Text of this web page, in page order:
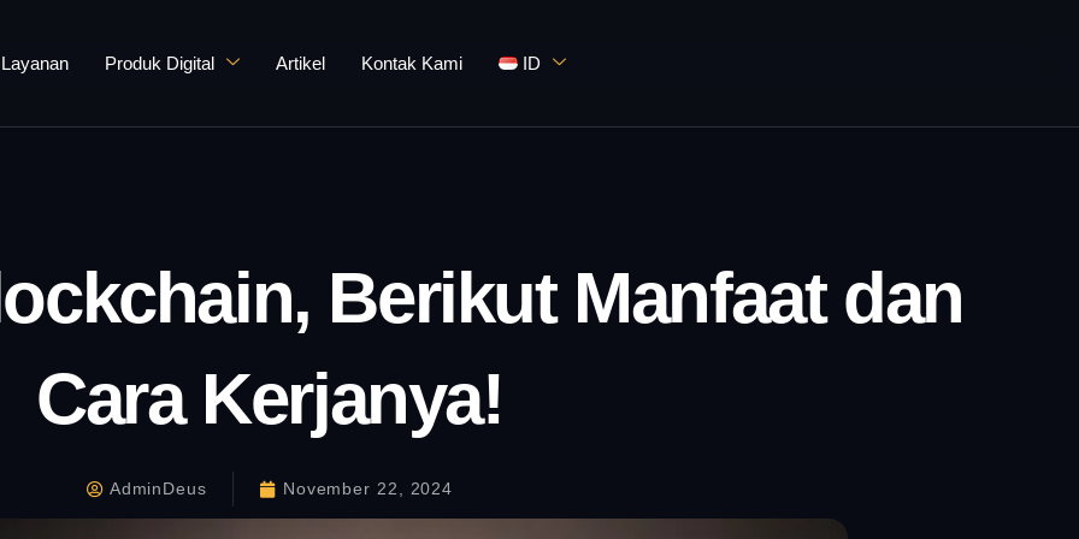
Layanan Produk Digital Artikel Kontak Kami ID
Berikut Manfaat dan
Cara Kerjanya!
AdminDeus November 22, 2024